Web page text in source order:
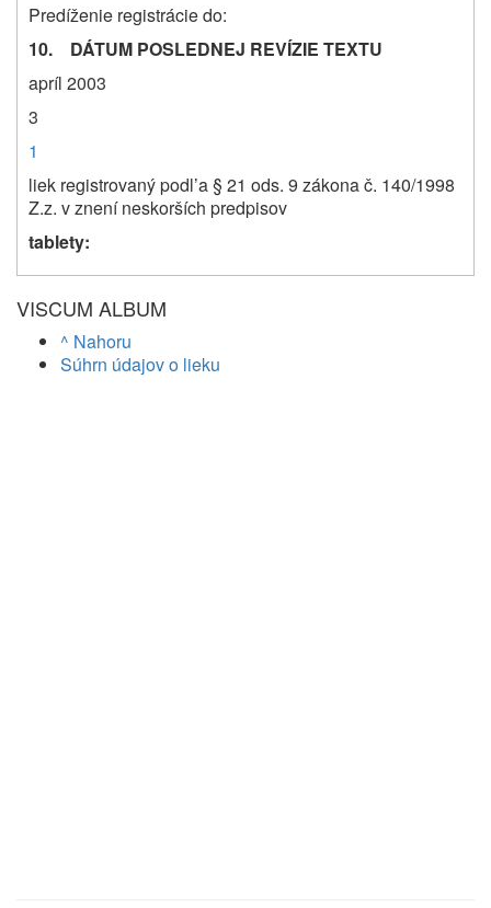
Predíženie registrácie do:
10. DÁTUM POSLEDNEJ REVÍZIE TEXTU
apríl 2003
3
1
liek registrovaný podl’a § 21 ods. 9 zákona č. 140/1998
Z.z. v znení neskorších predpisov
tablety:
VISCUM ALBUM
^ Nahoru
Súhrn údajov o lieku